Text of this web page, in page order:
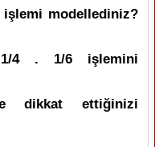
modellediniz?
4 . 1/6 işlemini
dikkat ettiğinizi